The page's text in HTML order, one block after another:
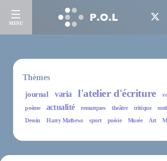
MENU
Thèmes
journal
varia l'atelier d'écriture
poème
actualité remarques theâtre critique
Dessin
Harry Mathews sport poésie Musée Art